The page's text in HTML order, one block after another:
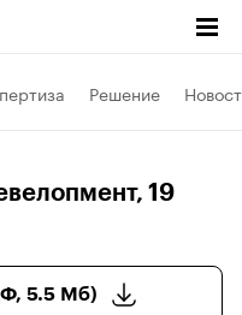
Решение
, 19
5.5 Мб)